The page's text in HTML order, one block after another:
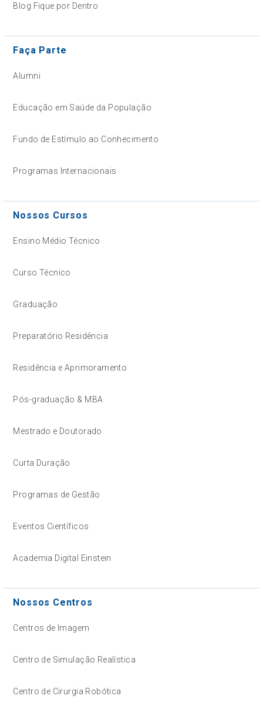
Blog Fique por Dentro
Faça Parte
Alumni
Educação em Saúde da População
Fundo de Estímulo ao Conhecimento
Programas Internacionais
Nossos Cursos
Ensino Médio Técnico
Curso Técnico
Graduação
Preparatório Residência
Residência e Aprimoramento
Pós-graduação & MBA
Mestrado e Doutorado
Curta Duração
Programas de Gestão
Eventos Científicos
Academia Digital Einstein
Nossos Centros
Centros de Imagem
Centro de Simulação Realística
Centro de Cirurgia Robótica